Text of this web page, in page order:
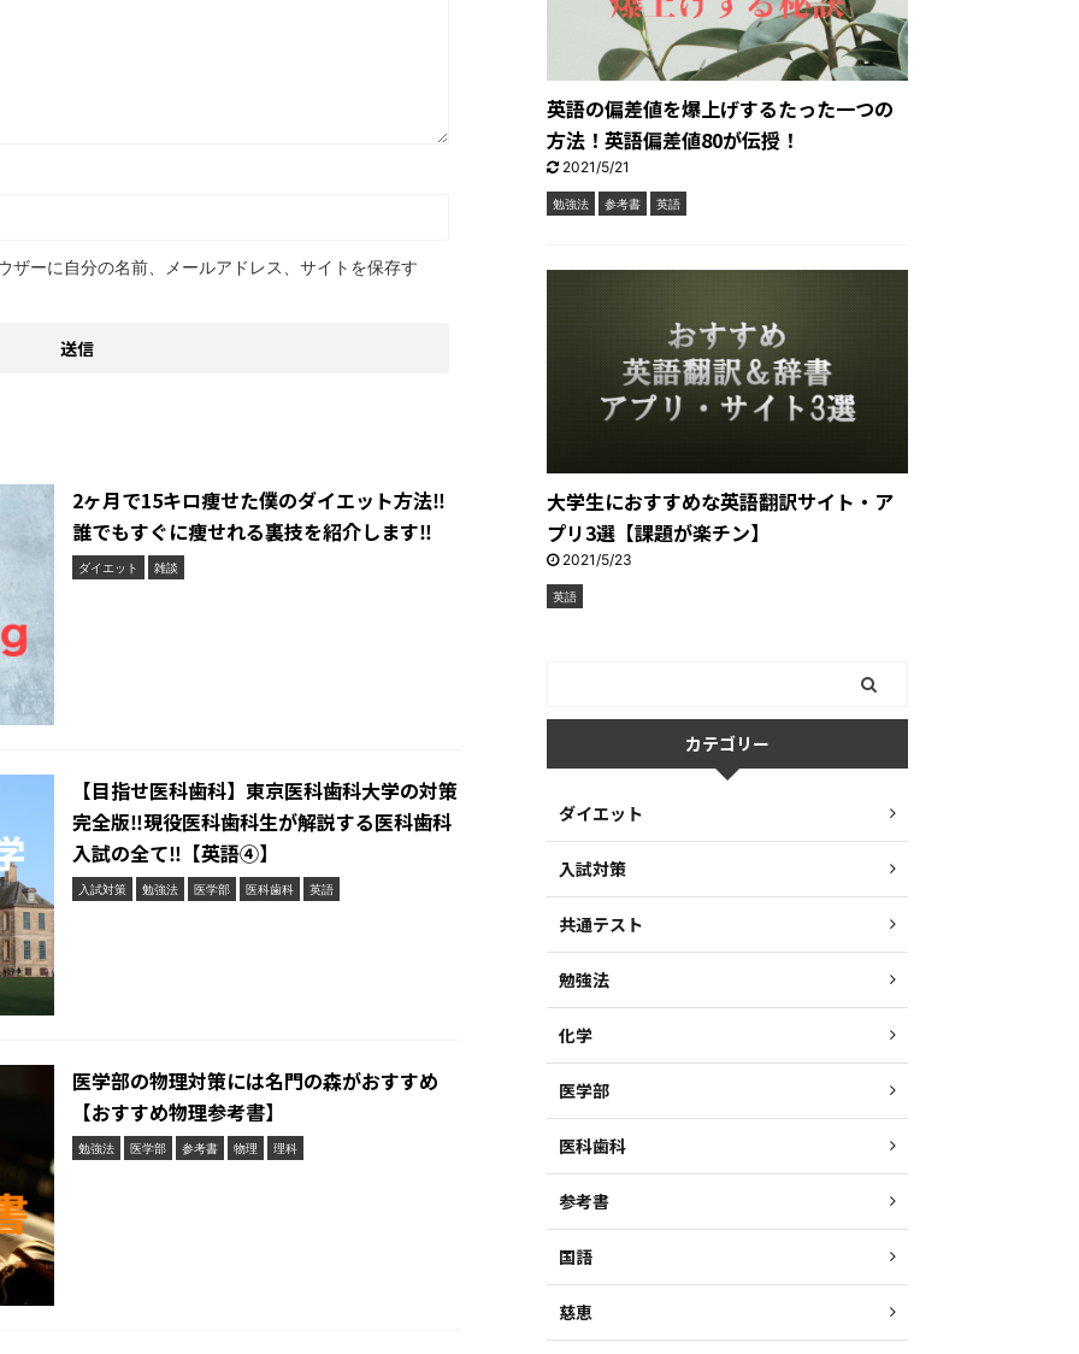
ザーに自分の名前、メールアドレス、サイトを保存す
2ヶ月で15キロ痩せた僕のダイエット方法‼︎
誰でもすぐに痩せれる裏技を紹介します‼︎
ダイエット 雑談
【目指せ医科歯科】東京医科歯科大学の対策
完全版‼︎現役医科歯科生が解説する医科歯科
入試の全て‼︎【英語④】
入試対策 勉強法 医学部 医科歯科 英語
医学部の物理対策には名門の森がおすすめ
【おすすめ物理参考書】
勉強法 医学部 参考書 物理 理科
英語の偏差値を爆上げするたった一つの
方法！英語偏差値80が伝授！
2021/5/21
勉強法 参考書 英語
大学生におすすめな英語翻訳サイト・ア
プリ3選【課題が楽チン】
2021/5/23
英語
カテゴリー
ダイエット
入試対策
共通テスト
勉強法
化学
医学部
医科歯科
参考書
国語
慈恵